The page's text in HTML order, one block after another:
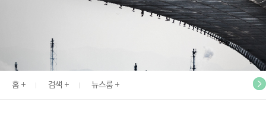
E
N
홈 검색 뉴스룸